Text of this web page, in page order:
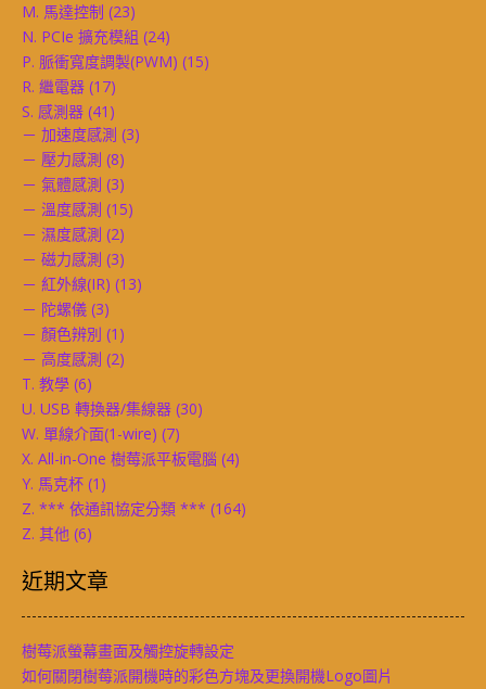
M. 馬達控制 (23)
N. PCIe 擴充模組 (24)
P. 脈衝寬度調製(PWM) (15)
R. 繼電器 (17)
S. 感測器 (41)
－ 加速度感測 (3)
－ 壓力感測 (8)
－ 氣體感測 (3)
－ 溫度感測 (15)
－ 濕度感測 (2)
－ 磁力感測 (3)
－ 紅外線(IR) (13)
－ 陀螺儀 (3)
－ 顏色辨別 (1)
－ 高度感測 (2)
T. 教學 (6)
U. USB 轉換器/集線器 (30)
W. 單線介面(1-wire) (7)
X. All-in-One 樹莓派平板電腦 (4)
Y. 馬克杯 (1)
Z. *** 依通訊協定分類 *** (164)
Z. 其他 (6)
近期文章
樹莓派螢幕畫面及觸控旋轉設定
如何關閉樹莓派開機時的彩色方塊及更換開機Logo圖片